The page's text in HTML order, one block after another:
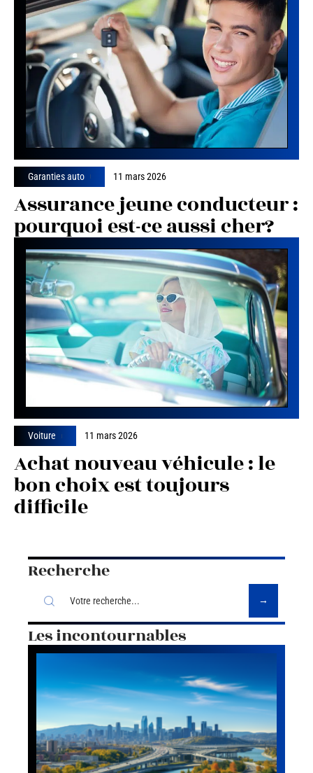
Garanties auto 11 mars 2026
Assurance jeune conducteur :
pourquoi est-ce aussi cher?
Voiture 11 mars 2026
Achat nouveau véhicule : le
bon choix est toujours
difficile
Recherche
Les incontournables